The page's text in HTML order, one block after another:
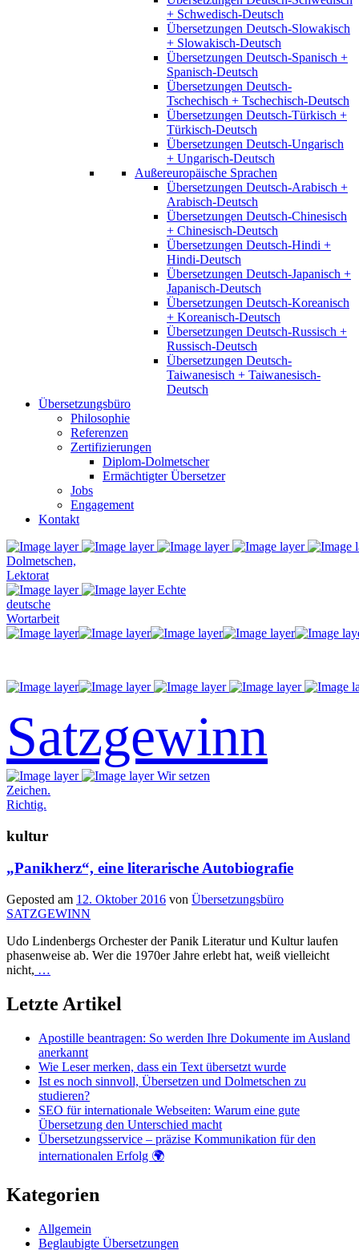
+ Schwedisch-Deutsch
Übersetzungen Deutsch-Slowakisch
+ Slowakisch-Deutsch
Übersetzungen Deutsch-Spanisch +
Spanisch-Deutsch
Übersetzungen Deutsch-
Tschechisch + Tschechisch-Deutsch
Übersetzungen Deutsch-Türkisch +
Türkisch-Deutsch
Übersetzungen Deutsch-Ungarisch
+ Ungarisch-Deutsch
Außereuropäische Sprachen
Übersetzungen Deutsch-Arabisch +
Arabisch-Deutsch
Übersetzungen Deutsch-Chinesisch
+ Chinesisch-Deutsch
Übersetzungen Deutsch-Hindi +
Hindi-Deutsch
Übersetzungen Deutsch-Japanisch +
Japanisch-Deutsch
Übersetzungen Deutsch-Koreanisch
+ Koreanisch-Deutsch
Übersetzungen Deutsch-Russisch +
Russisch-Deutsch
Übersetzungen Deutsch-
Taiwanesisch + Taiwanesisch-
Deutsch
Übersetzungsbüro
Philosophie
Referenzen
Zertifizierungen
Diplom-Dolmetscher
Ermächtigter Übersetzer
Jobs
Engagement
Kontakt
Dolmetschen,
Lektorat
Echte
deutsche
Wortarbeit
Satzgewinn
Wir setzen
Zeichen.
Richtig.
kultur
„Panikherz“, eine literarische Autobiografie
Geposted am 12. Oktober 2016 von Übersetzungsbüro
SATZGEWINN
Udo Lindenbergs Orchester der Panik Literatur und Kultur laufen
phasenweise ab. Wer die 1970er Jahre erlebt hat, weiß vielleicht
nicht, …
Letzte Artikel
Apostille beantragen: So werden Ihre Dokumente im Ausland
anerkannt
Wie Leser merken, dass ein Text übersetzt wurde
Ist es noch sinnvoll, Übersetzen und Dolmetschen zu
studieren?
SEO für internationale Webseiten: Warum eine gute
Übersetzung den Unterschied macht
Übersetzungsservice – präzise Kommunikation für den
internationalen Erfolg 🌍
Kategorien
Allgemein
Beglaubigte Übersetzungen